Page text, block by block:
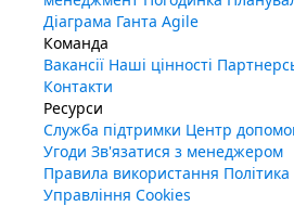
Діаграма Ганта Agile
Команда
Вакансії Наші цінності
Контакти
Ресурси
Служба підтримки Центр
Угоди Зв'язатися з менеджером
Правила використання
Управління Cookies